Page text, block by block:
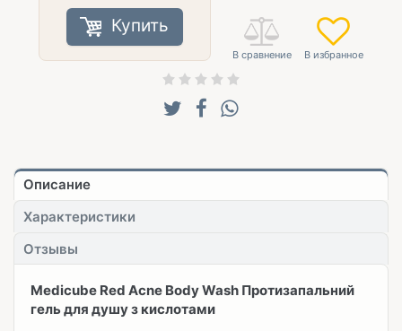
Купить
Описание
Характеристики
Отзывы
Medicube Red Acne Body Wash Протизапальний
гель для душу з кислотами